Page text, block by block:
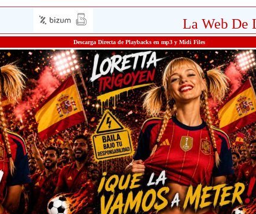
La Web De
Descarga Directa de Playbacks en mp3 y Midi Files